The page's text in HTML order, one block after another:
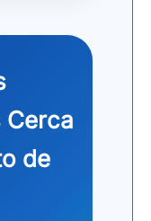
Cerca
de